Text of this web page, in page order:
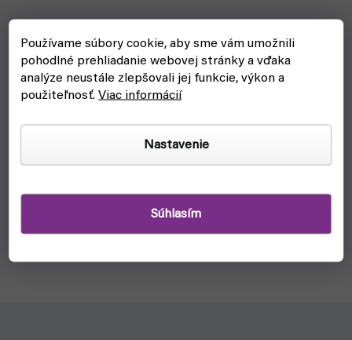
Používame súbory cookie, aby sme vám umožnili
pohodlné prehliadanie webovej stránky a vďaka
analýze neustále zlepšovali jej funkcie, výkon a
použiteľnosť.Viac informácií
Nastavenie
Súhlasím
skladom, ihneď na odoslanie
vám pomôže neplytvať farbou tým, že spomalí proces